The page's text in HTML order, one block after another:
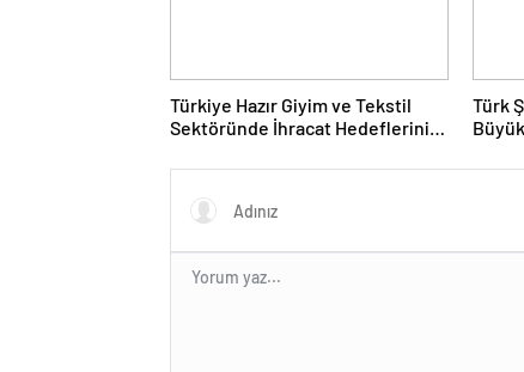
Türkiye Hazır Giyim ve Tekstil
Sektöründe İhracat Hedeflerini
Türk